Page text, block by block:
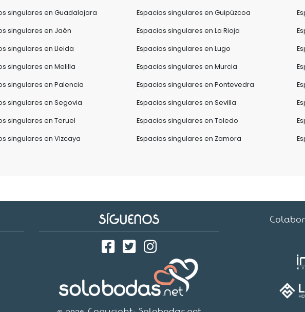
singulares en Guadalajara Espacios singulares en Guipúzcoa
singulares en Jaén Espacios singulares en La Rioja
singulares en Lleida Espacios singulares en Lugo
singulares en Melilla Espacios singulares en Murcia
singulares en Palencia Espacios singulares en Pontevedra
singulares en Segovia Espacios singulares en Sevilla
singulares en Teruel Espacios singulares en Toledo
singulares en Vizcaya Espacios singulares en Zamora
SÍGUENOS